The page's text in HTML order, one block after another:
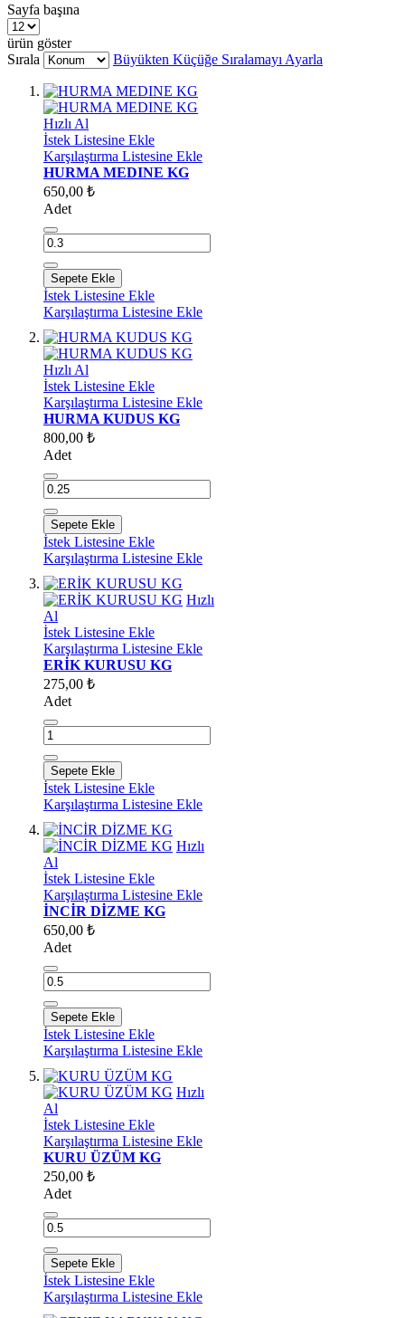
Sayfa başına
ürün göster
Sırala
Büyükten Küçüğe Sıralamayı Ayarla
Hızlı Al
İstek Listesine Ekle
Karşılaştırma Listesine Ekle
HURMA MEDINE KG
650,00 ₺
Adet
Sepete Ekle
İstek Listesine Ekle
Karşılaştırma Listesine Ekle
Hızlı Al
İstek Listesine Ekle
Karşılaştırma Listesine Ekle
HURMA KUDUS KG
800,00 ₺
Adet
Sepete Ekle
İstek Listesine Ekle
Karşılaştırma Listesine Ekle
Hızlı
Al
İstek Listesine Ekle
Karşılaştırma Listesine Ekle
ERİK KURUSU KG
275,00 ₺
Adet
Sepete Ekle
İstek Listesine Ekle
Karşılaştırma Listesine Ekle
Hızlı
Al
İstek Listesine Ekle
Karşılaştırma Listesine Ekle
İNCİR DİZME KG
650,00 ₺
Adet
Sepete Ekle
İstek Listesine Ekle
Karşılaştırma Listesine Ekle
Hızlı
Al
İstek Listesine Ekle
Karşılaştırma Listesine Ekle
KURU ÜZÜM KG
250,00 ₺
Adet
Sepete Ekle
İstek Listesine Ekle
Karşılaştırma Listesine Ekle